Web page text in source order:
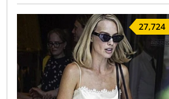
27,724